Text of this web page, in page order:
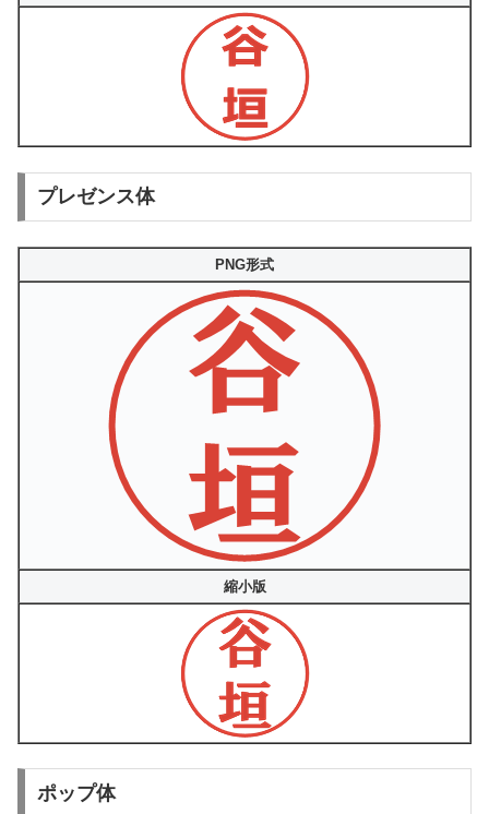
プレゼンス体
PNG形式
縮小版
ポップ体